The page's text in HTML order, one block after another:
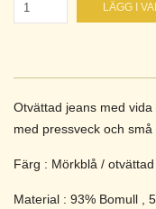
LÄGG I
Otvättad jeans med
med pressveck och
Färg : Mörkblå / otvättad
Material : 93% Bomull ,